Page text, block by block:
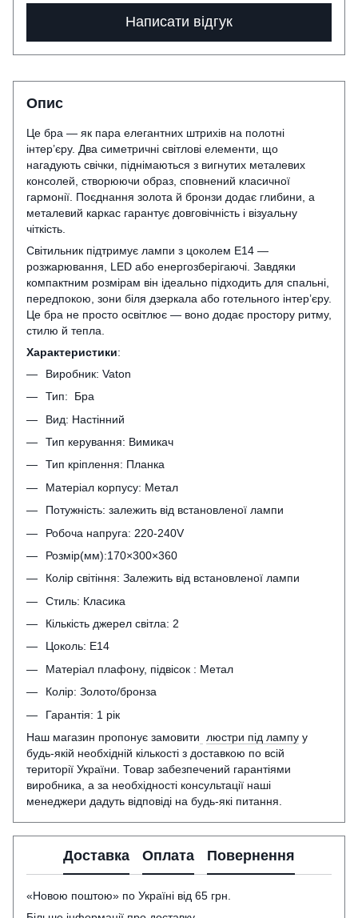
Написати відгук
Опис
Це бра — як пара елегантних штрихів на полотні
інтер’єру. Два симетричні світлові елементи, що
нагадують свічки, піднімаються з вигнутих металевих
консолей, створюючи образ, сповнений класичної
гармонії. Поєднання золота й бронзи додає глибини, а
металевий каркас гарантує довговічність і візуальну
чіткість.
Світильник підтримує лампи з цоколем E14 —
розжарювання, LED або енергозберігаючі. Завдяки
компактним розмірам він ідеально підходить для спальні,
передпокою, зони біля дзеркала або готельного інтер’єру.
Це бра не просто освітлює — воно додає простору ритму,
стилю й тепла.
Характеристики:
Виробник: Vaton
Тип: Бра
Вид: Настінний
Тип керування: Вимикач
Тип кріплення: Планка
Матеріал корпусу: Метал
Потужність: залежить від встановленої лампи
Робоча напруга: 220-240V
Розмір(мм):170×300×360
Колір світіння: Залежить від встановленої лампи
Стиль: Класика
Кількість джерел світла: 2
Цоколь: Е14
Матеріал плафону, підвісок : Метал
Колір: Золото/бронза
Гарантія: 1 рік
Наш магазин пропонує замовити
люстри під лампу у
будь-якій необхідній кількості з доставкою по всій
території України. Товар забезпечений гарантіями
виробника, а за необхідності консультації наші
менеджери дадуть відповіді на будь-які питання.
Доставка Оплата Повернення
«Новою поштою» по Україні від 65 грн.